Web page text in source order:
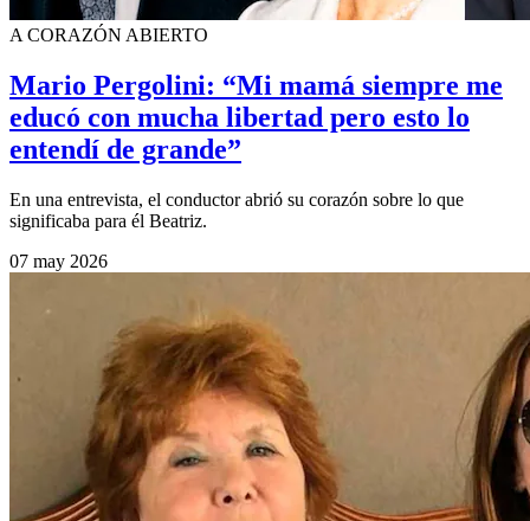
A CORAZÓN ABIERTO
Mario Pergolini: “Mi mamá siempre me
educó con mucha libertad pero esto lo
entendí de grande”
En una entrevista, el conductor abrió su corazón sobre lo que
significaba para él Beatriz.
07 may 2026